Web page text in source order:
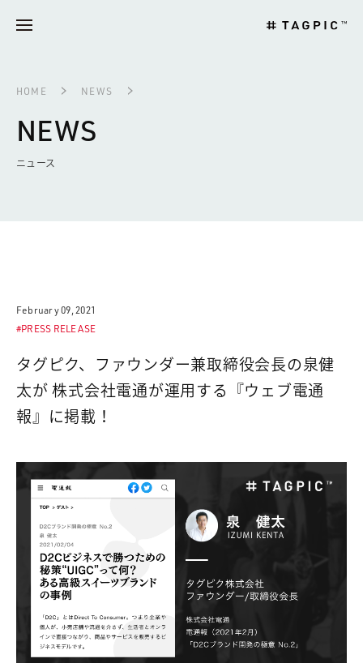
HOME NEWS
NEWS
ニュース
February 09, 2021
#PRESS RELEASE
タグピク、ファウンダー兼取締役会長の泉健
太が 株式会社電通が運用する『ウェブ電通
報』に掲載！